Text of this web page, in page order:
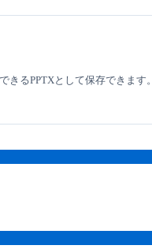
るPPTXとして保存できます。